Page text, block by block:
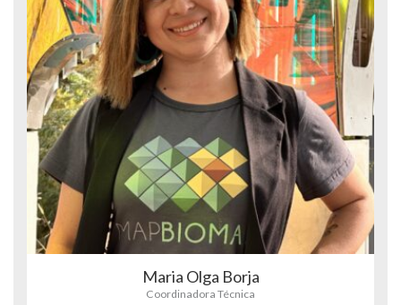
Maria Olga Borja
Coordinadora Técnica